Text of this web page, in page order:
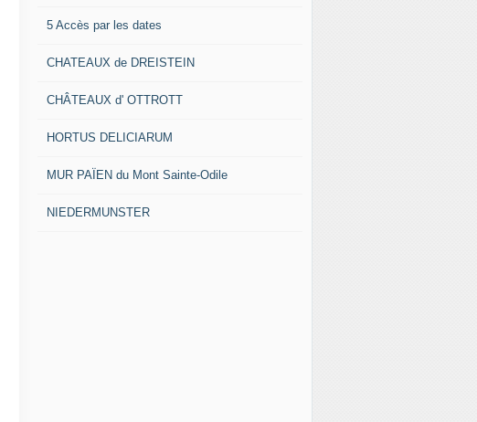
5 Accès par les dates
CHATEAUX de DREISTEIN
CHÂTEAUX d' OTTROTT
HORTUS DELICIARUM
MUR PAÏEN du Mont Sainte-Odile
NIEDERMUNSTER